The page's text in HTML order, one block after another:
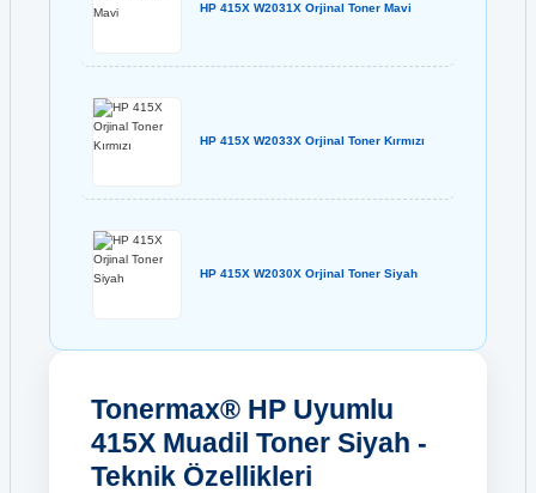
HP 415X W2031X Orjinal Toner Mavi
HP 415X W2033X Orjinal Toner Kırmızı
HP 415X W2030X Orjinal Toner Siyah
Tonermax® HP Uyumlu
415X Muadil Toner Siyah -
Teknik Özellikleri